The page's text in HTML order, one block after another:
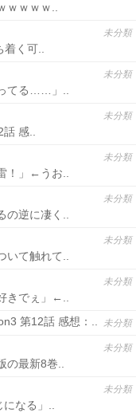
ｗｗｗｗ..
未分類
く可..
未分類
てる……」..
未分類
感..
未分類
！」←うお..
未分類
逆に凄く..
未分類
て触れて..
未分類
きでぇ」←..
未分類
第12話 感想：..
未分類
の最新8巻..
未分類
なる」..